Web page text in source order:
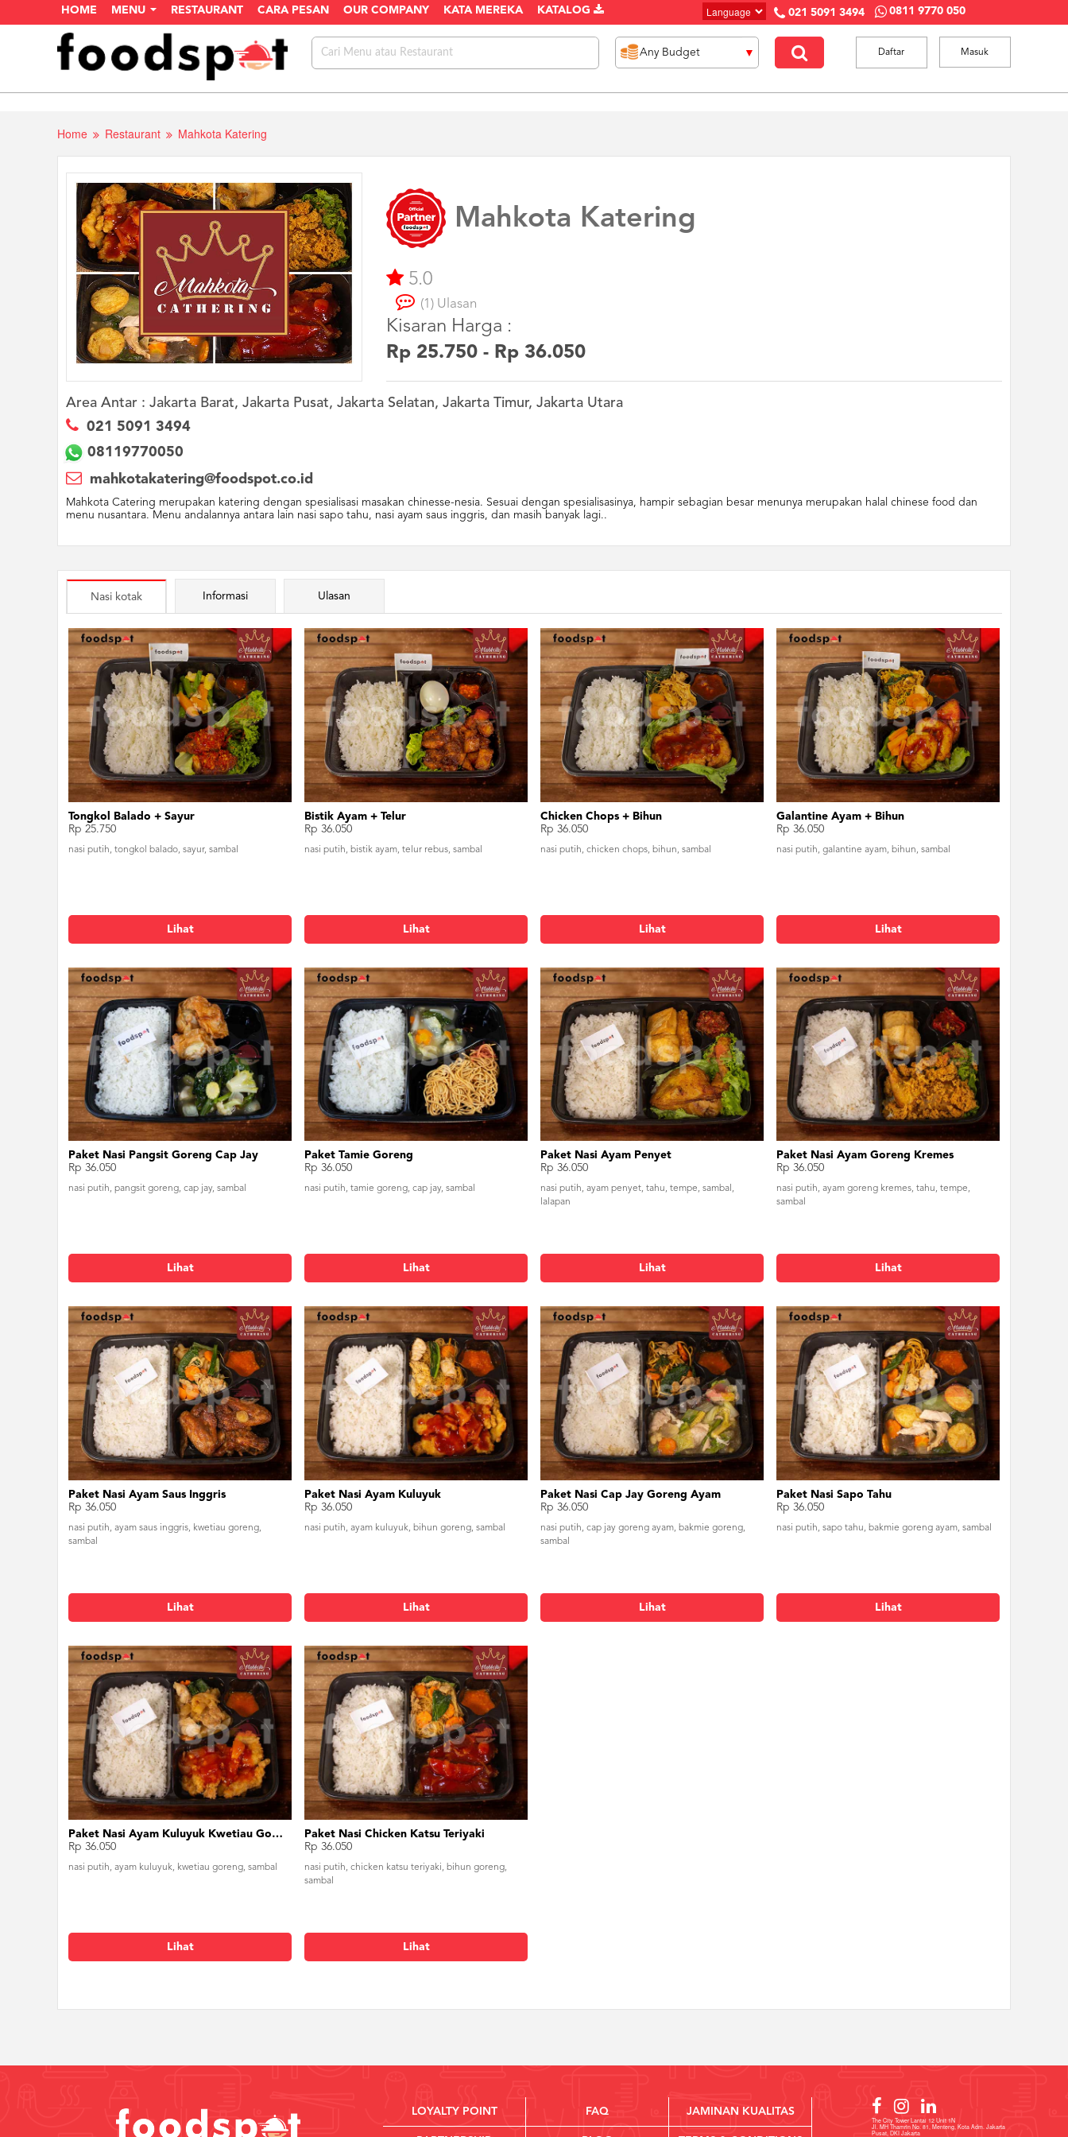
HOME MENU RESTAURANT CARA PESAN OUR COMPANY KATA MEREKA KATALOG 021 5091 3494 0811 9770 050
Masuk
Daftar
Home Restaurant Mahkota Katering
Mahkota Katering
5.0
(1) Ulasan
Kisaran Harga :
Rp 25.750 - Rp 36.050
Area Antar : Jakarta Barat, Jakarta Pusat, Jakarta Selatan, Jakarta Timur, Jakarta Utara
021 5091 3494
08119770050
mahkotakatering@foodspot.co.id
Mahkota Catering merupakan katering dengan spesialisasi masakan chinesse-nesia. Sesuai dengan spesialisasinya, hampir sebagian besar menunya merupakan halal chinese food dan
menu nusantara. Menu andalannya antara lain nasi sapo tahu, nasi ayam saus inggris, dan masih banyak lagi..
Nasi kotak Informasi Ulasan
Tongkol Balado + Sayur
Rp 25.750
nasi putih, tongkol balado, sayur, sambal
Lihat
Bistik Ayam + Telur
Rp 36.050
nasi putih, bistik ayam, telur rebus, sambal
Lihat
Chicken Chops + Bihun
Rp 36.050
nasi putih, chicken chops, bihun, sambal
Lihat
Galantine Ayam + Bihun
Rp 36.050
nasi putih, galantine ayam, bihun, sambal
Lihat
Paket Nasi Pangsit Goreng Cap Jay
Rp 36.050
nasi putih, pangsit goreng, cap jay, sambal
Lihat
Paket Tamie Goreng
Rp 36.050
nasi putih, tamie goreng, cap jay, sambal
Lihat
Paket Nasi Ayam Penyet
Rp 36.050
nasi putih, ayam penyet, tahu, tempe, sambal,
lalapan
Lihat
Paket Nasi Ayam Goreng Kremes
Rp 36.050
nasi putih, ayam goreng kremes, tahu, tempe,
sambal
Lihat
Paket Nasi Ayam Saus Inggris
Rp 36.050
nasi putih, ayam saus inggris, kwetiau goreng,
sambal
Lihat
Paket Nasi Ayam Kuluyuk
Rp 36.050
nasi putih, ayam kuluyuk, bihun goreng, sambal
Lihat
Paket Nasi Cap Jay Goreng Ayam
Rp 36.050
nasi putih, cap jay goreng ayam, bakmie goreng,
sambal
Lihat
Paket Nasi Sapo Tahu
Rp 36.050
nasi putih, sapo tahu, bakmie goreng ayam, sambal
Lihat
Paket Nasi Ayam Kuluyuk Kwetiau Goreng
Rp 36.050
nasi putih, ayam kuluyuk, kwetiau goreng, sambal
Lihat
Paket Nasi Chicken Katsu Teriyaki
Rp 36.050
nasi putih, chicken katsu teriyaki, bihun goreng,
sambal
Lihat
LOYALTY POINT FAQ JAMINAN KUALITAS
The City Tower Lantai 12 Unit 1N
Jl. MH Thamrin No. 81, Menteng, Kota Adm. Jakarta
Pusat, DKI Jakarta